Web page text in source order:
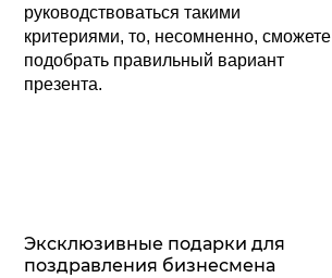
Эксклюзивные подарки для
поздравления бизнесмена
руководствоваться такими
критериями, то, несомненно, сможете
подобрать правильный вариант
презента.